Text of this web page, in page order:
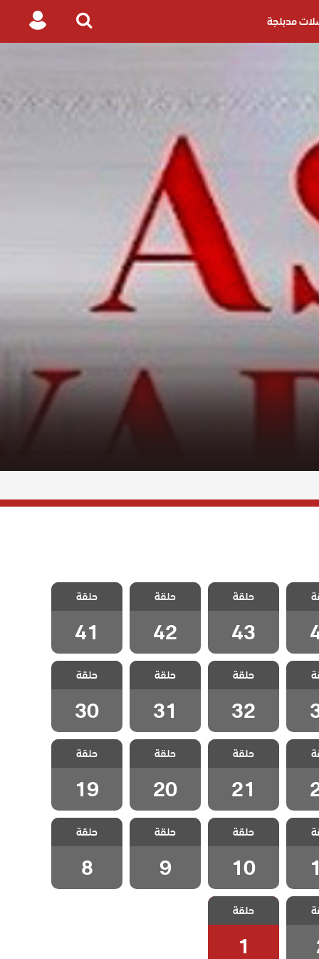
مدبلجة
Search
Login
مسلسل الورود
الحلقة 43
حلقة
43
مسلسل الورود
الحلقة 42
حلقة
42
مسلسل الورود
الحلقة 41
حلقة
41
مسلسل الورود
الحلقة 32
حلقة
32
مسلسل الورود
الحلقة 31
حلقة
31
مسلسل الورود
الحلقة 30
حلقة
30
مسلسل الورود
الحلقة 21
حلقة
21
مسلسل الورود
الحلقة 20
حلقة
20
مسلسل الورود
الحلقة 19
حلقة
19
مسلسل الورود
الحلقة 10
حلقة
10
مسلسل الورود
الحلقة 9
حلقة
9
مسلسل الورود
الحلقة 8
حلقة
8
2
مسلسل الورود
الحلقة 1
حلقة
1